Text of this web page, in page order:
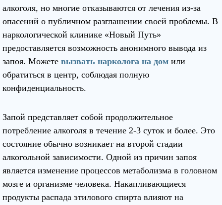
алкоголя, но многие отказываются от лечения из-за
опасений о публичном разглашении своей проблемы. В
наркологической клинике «Новый Путь»
предоставляется возможность анонимного вывода из
запоя. Можете вызвать нарколога на дом или
обратиться в центр, соблюдая полную
конфиденциальность.
Запой представляет собой продолжительное
потребление алкоголя в течение 2-3 суток и более. Это
состояние обычно возникает на второй стадии
алкогольной зависимости. Одной из причин запоя
является изменение процессов метаболизма в головном
мозге и организме человека. Накапливающиеся
продукты распада этилового спирта влияют на